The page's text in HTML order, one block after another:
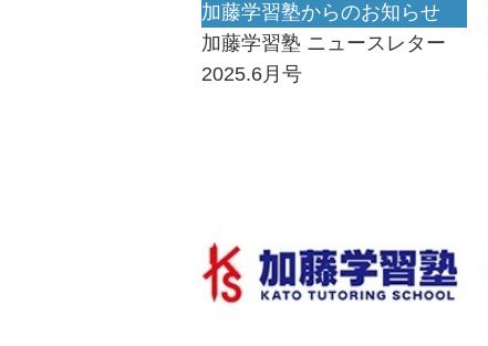
加藤学習塾からのお知らせ
加藤学習塾 ニュースレター
2025.6月号